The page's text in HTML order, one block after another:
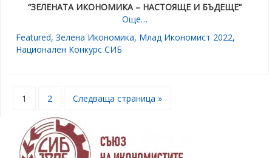
“ЗЕЛЕНАТА ИКОНОМИКА – НАСТОЯЩЕ И БЪДЕЩЕ“
Още…
Featured, Зелена Икономика, Млад Икономист 2022,
Национален Конкурс СИБ
1 2 Следваща страница »